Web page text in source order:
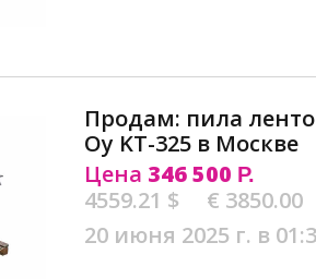
Продам: пила
Oy KT-325 в Москве
Цена 346 500 Р.
4559.21 $
€ 3850.00
20 июня 2025 г. в